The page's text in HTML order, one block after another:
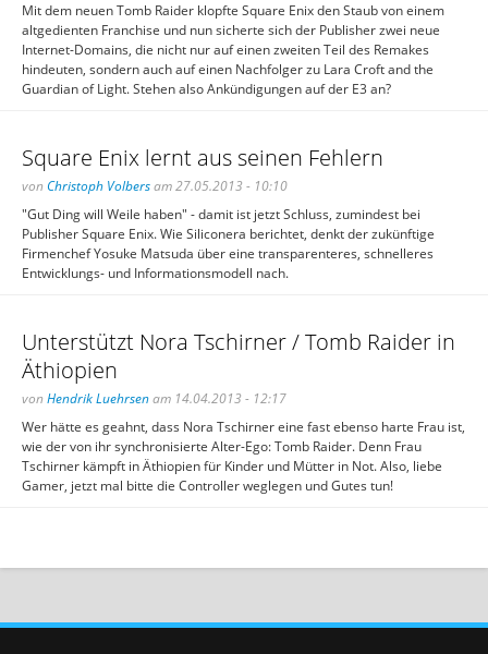
Mit dem neuen Tomb Raider klopfte Square Enix den Staub von einem
altgedienten Franchise und nun sicherte sich der Publisher zwei neue
Internet-Domains, die nicht nur auf einen zweiten Teil des Remakes
hindeuten, sondern auch auf einen Nachfolger zu Lara Croft and the
Guardian of Light. Stehen also Ankündigungen auf der E3 an?
Square Enix lernt aus seinen Fehlern
von Christoph Volbersam 27.05.2013 - 10:10
"Gut Ding will Weile haben" - damit ist jetzt Schluss, zumindest bei
Publisher Square Enix. Wie Siliconera berichtet, denkt der zukünftige
Firmenchef Yosuke Matsuda über eine transparenteres, schnelleres
Entwicklungs- und Informationsmodell nach.
Unterstützt Nora Tschirner / Tomb Raider in
Äthiopien
von Hendrik Luehrsenam 14.04.2013 - 12:17
Wer hätte es geahnt, dass Nora Tschirner eine fast ebenso harte Frau ist,
wie der von ihr synchronisierte Alter-Ego: Tomb Raider. Denn Frau
Tschirner kämpft in Äthiopien für Kinder und Mütter in Not. Also, liebe
Gamer, jetzt mal bitte die Controller weglegen und Gutes tun!